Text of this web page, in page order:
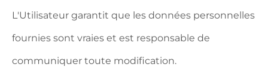
L'Utilisateur garantit que les données personnelles
fournies sont vraies et est responsable de
communiquer toute modification.